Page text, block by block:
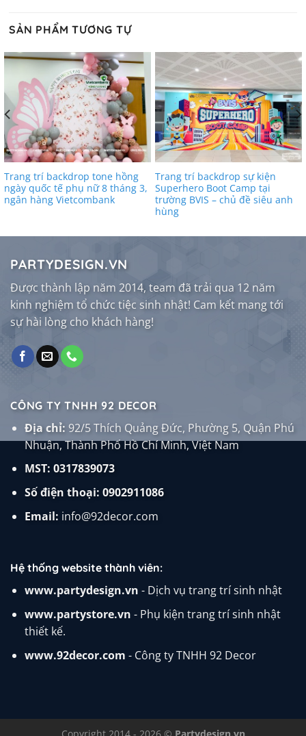
SẢN PHẨM TƯƠNG TỰ
Trang trí backdrop tone hồng
ngày quốc tế phụ nữ 8 tháng 3,
ngân hàng Vietcombank
Trang trí backdrop sự kiện
Superhero Boot Camp tại
trường BVIS – chủ đề siêu anh
hùng
PARTYDESIGN.VN
Được thành lập năm 2014, team đã trải qua 12 năm
kinh nghiệm tổ chức tiệc sinh nhật! Cam kết mang tới
sự hài lòng cho khách hàng!
CÔNG TY TNHH 92 DECOR
Địa chỉ: 92/5 Thích Quảng Đức, Phường 5, Quận Phú
Nhuận, Thành Phố Hồ Chí Minh, Việt Nam
MST: 0317839073
Số điện thoại: 0902911086
Email: info@92decor.com
Hệ thống website thành viên:
www.partydesign.vn - Dịch vụ trang trí sinh nhật
www.partystore.vn - Phụ kiện trang trí sinh nhật
thiết kế.
www.92decor.com - Công ty TNHH 92 Decor